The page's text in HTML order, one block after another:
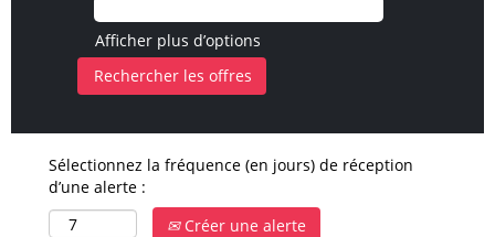
Afficher plus d’options
Sélectionnez la fréquence (en jours) de réception
d’une alerte :
Créer une alerte